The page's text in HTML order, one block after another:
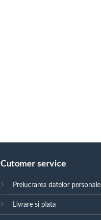
Cutomer service
Prelucrarea datelor personale
Livrare si plata